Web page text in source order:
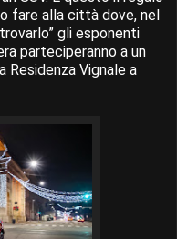
fare alla città dove, nel
gli esponenti
parteciperanno a un
Vignale a